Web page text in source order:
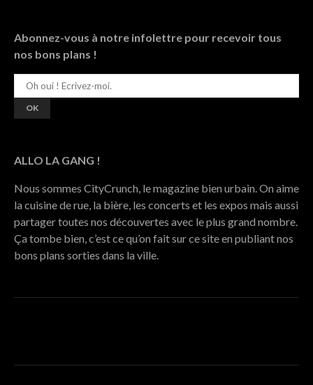
Abonnez-vous à notre infolettre pour recevoir tous
nos bons plans !
ALLO LA GANG !
Nous sommes CityCrunch, le magazine bien urbain. On aime
la cuisine de rue, la bière, les concerts et les expos mais aussi
partager toutes nos découvertes avec le plus grand nombre.
Ça tombe bien, c’est ce qu’on fait sur ce site en publiant nos
bons plans sorties dans la ville.